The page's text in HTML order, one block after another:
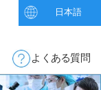
日本語
よくある質問